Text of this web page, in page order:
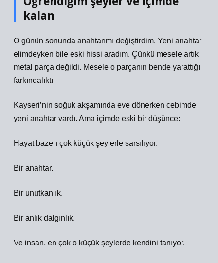
kalan
O günün sonunda anahtarımı değiştirdim. Yeni anahtar
elimdeyken bile eski hissi aradım. Çünkü mesele artık
metal parça değildi. Mesele o parçanın bende yarattığı
farkındalıktı.
Kayseri’nin soğuk akşamında eve dönerken cebimde
yeni anahtar vardı. Ama içimde eski bir düşünce:
Hayat bazen çok küçük şeylerle sarsılıyor.
Bir anahtar.
Bir unutkanlık.
Bir anlık dalgınlık.
Ve insan, en çok o küçük şeylerde kendini tanıyor.